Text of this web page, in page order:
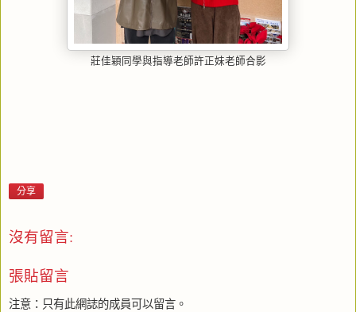
莊佳穎同學與指導老師許正妹老師合影
分享
沒有留言:
張貼留言
注意：只有此網誌的成員可以留言。